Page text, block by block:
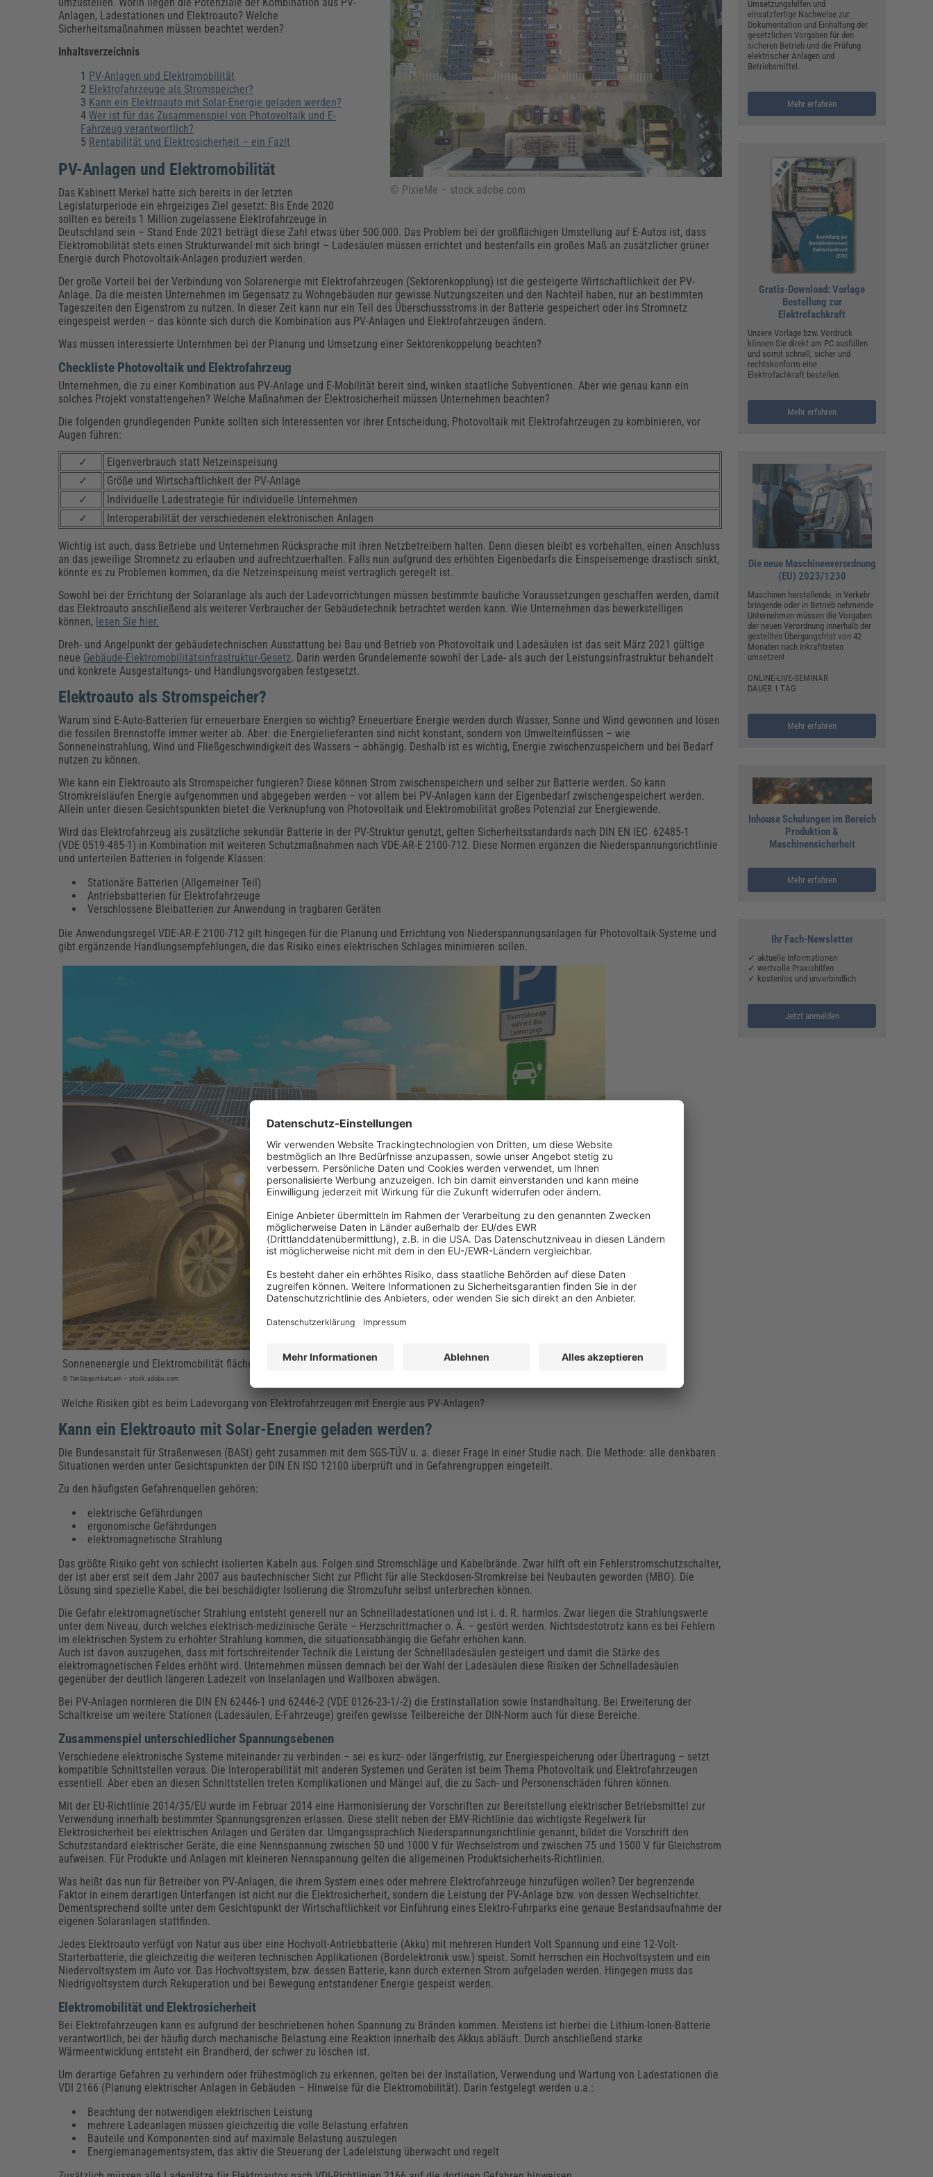
Energie & Umwelt
Führung & Management
Gesundheit & Pflege
Kommunales
Fachpublikationen & Arbeitshilfen
Bauhof
Hausmeister & Haustechnik
Grünflächen
Recht, Sicherheit & Ordnung
Verkehrsrecht
Bau, Immobilien & Gebäudemanagement
Künstliche Intelligenz
Weiterbildungen (AKADEMIE HERKERT)
Künstliche Intelligenz
Personalmanagement
Fachpublikationen & Arbeitshilfen
Personalwesen Weiterbildungen (AKADEMIE HERKERT)
Personal, Ausbildung & Recht
Reisekosten und Finanzen
Weiterbildungen (AKADEMIE HERKERT)
Reisekosten & Finanzen
Zoll und Export
Fachpublikationen & Arbeitshilfen
Zollabwicklung & Exportabwicklung Zollverfahren & Zollvorschriften
Weiterbildungen (AKADEMIE HERKERT)
© PixieMe – stock.adobe.com
Anlagen, Ladestationen und Elektroauto? Welche
Sicherheitsmaßnahmen müssen beachtet werden?
Inhaltsverzeichnis
PV-Anlagen und Elektromobilität
Elektrofahrzeuge als Stromspeicher?
Kann ein Elektroauto mit Solar-Energie geladen werden?
Wer ist für das Zusammenspiel von Photovoltaik und E-
Fahrzeug verantwortlich?
Rentabilität und Elektrosicherheit – ein Fazit
PV-Anlagen und Elektromobilität
Das Kabinett Merkel hatte sich bereits in der letzten
Legislaturperiode ein ehrgeiziges Ziel gesetzt: Bis Ende 2020
sollten es bereits 1 Million zugelassene Elektrofahrzeuge in
Deutschland sein – Stand Ende 2021 beträgt diese Zahl etwas über 500.000. Das Problem bei der großflächigen Umstellung auf E-Autos ist, dass
Elektromobilität stets einen Strukturwandel mit sich bringt – Ladesäulen müssen errichtet und bestenfalls ein großes Maß an zusätzlicher grüner
Energie durch Photovoltaik-Anlagen produziert werden.
Der große Vorteil bei der Verbindung von Solarenergie mit Elektrofahrzeugen (Sektorenkopplung) ist die gesteigerte Wirtschaftlichkeit der PV-
Anlage. Da die meisten Unternehmen im Gegensatz zu Wohngebäuden nur gewisse Nutzungszeiten und den Nachteil haben, nur an bestimmten
Tageszeiten den Eigenstrom zu nutzen. In dieser Zeit kann nur ein Teil des Überschussstroms in der Batterie gespeichert oder ins Stromnetz
eingespeist werden – das könnte sich durch die Kombination aus PV-Anlagen und Elektrofahrzeugen ändern.
Was müssen interessierte Unternhmen bei der Planung und Umsetzung einer Sektorenkoppelung beachten?
Checkliste Photovoltaik und Elektrofahrzeug
Unternehmen, die zu einer Kombination aus PV-Anlage und E-Mobilität bereit sind, winken staatliche Subventionen. Aber wie genau kann ein
solches Projekt vonstattengehen? Welche Maßnahmen der Elektrosicherheit müssen Unternehmen beachten?
Die folgenden grundlegenden Punkte sollten sich Interessenten vor ihrer Entscheidung, Photovoltaik mit Elektrofahrzeugen zu kombinieren, vor
Augen führen:
✓
Eigenverbrauch statt Netzeinspeisung
✓
Größe und Wirtschaftlichkeit der PV-Anlage
✓
Individuelle Ladestrategie für individuelle Unternehmen
✓
Interoperabilität der verschiedenen elektronischen Anlagen
Wichtig ist auch, dass Betriebe und Unternehmen Rücksprache mit ihren Netzbetreibern halten. Denn diesen bleibt es vorbehalten, einen Anschluss
an das jeweilige Stromnetz zu erlauben und aufrechtzuerhalten. Falls nun aufgrund des erhöhten Eigenbedarfs die Einspeisemenge drastisch sinkt,
könnte es zu Problemen kommen, da die Netzeinspeisung meist vertraglich geregelt ist.
Sowohl bei der Errichtung der Solaranlage als auch der Ladevorrichtungen müssen bestimmte bauliche Voraussetzungen geschaffen werden, damit
das Elektroauto anschließend als weiterer Verbraucher der Gebäudetechnik betrachtet werden kann. Wie Unternehmen das bewerkstelligen
können, lesen Sie hier.
Dreh- und Angelpunkt der gebäudetechnischen Ausstattung bei Bau und Betrieb von Photovoltaik und Ladesäulen ist das seit März 2021 gültige
neue Gebäude-Elektromobilitätsinfrastruktur-Gesetz. Darin werden Grundelemente sowohl der Lade- als auch der Leistungsinfrastruktur behandelt
und konkrete Ausgestaltungs- und Handlungsvorgaben festgesetzt.
Elektroauto als Stromspeicher?
Warum sind E-Auto-Batterien für erneuerbare Energien so wichtig? Erneuerbare Energie werden durch Wasser, Sonne und Wind gewonnen und lösen
die fossilen Brennstoffe immer weiter ab. Aber: die Energielieferanten sind nicht konstant, sondern von Umwelteinflüssen – wie
Sonneneinstrahlung, Wind und Fließgeschwindigkeit des Wassers – abhängig. Deshalb ist es wichtig, Energie zwischenzuspeichern und bei Bedarf
nutzen zu können.
Wie kann ein Elektroauto als Stromspeicher fungieren? Diese können Strom zwischenspeichern und selber zur Batterie werden. So kann
Stromkreisläufen Energie aufgenommen und abgegeben werden – vor allem bei PV-Anlagen kann der Eigenbedarf zwischengespeichert werden.
Allein unter diesen Gesichtspunkten bietet die Verknüpfung von Photovoltaik und Elektromobilität großes Potenzial zur Energiewende.
Wird das Elektrofahrzeug als zusätzliche sekundär Batterie in der PV-Struktur genutzt, gelten Sicherheitsstandards nach DIN EN IEC 62485-1
(VDE 0519-485-1) in Kombination mit weiteren Schutzmaßnahmen nach VDE-AR-E 2100-712. Diese Normen ergänzen die Niederspannungsrichtlinie
und unterteilen Batterien in folgende Klassen:
Stationäre Batterien (Allgemeiner Teil)
Antriebsbatterien für Elektrofahrzeuge
Verschlossene Bleibatterien zur Anwendung in tragbaren Geräten
Die Anwendungsregel VDE-AR-E 2100-712 gilt hingegen für die Planung und Errichtung von Niederspannungsanlagen für Photovoltaik-Systeme und
gibt ergänzende Handlungsempfehlungen, die das Risiko eines elektrischen Schlages minimieren sollen.
Sonnenenergie und Elektromobilität flächendeckend miteinander zu verknüpfen ist eine der Hauptherausforderungen der Mobilitätswende.
© TimSiegert-batcam – stock.adobe.com
Welche Risiken gibt es beim Ladevorgang von Elektrofahrzeugen mit Energie aus PV-Anlagen?
Kann ein Elektroauto mit Solar-Energie geladen werden?
Die Bundesanstalt für Straßenwesen (BASt) geht zusammen mit dem SGS-TÜV u. a. dieser Frage in einer Studie nach. Die Methode: alle denkbaren
Situationen werden unter Gesichtspunkten der DIN EN ISO 12100 überprüft und in Gefahrengruppen eingeteilt.
Zu den häufigsten Gefahrenquellen gehören:
elektrische Gefährdungen
ergonomische Gefährdungen
elektromagnetische Strahlung
Das größte Risiko geht von schlecht isolierten Kabeln aus. Folgen sind Stromschläge und Kabelbrände. Zwar hilft oft ein Fehlerstromschutzschalter,
der ist aber erst seit dem Jahr 2007 aus bautechnischer Sicht zur Pflicht für alle Steckdosen-Stromkreise bei Neubauten geworden (MBO). Die
Lösung sind spezielle Kabel, die bei beschädigter Isolierung die Stromzufuhr selbst unterbrechen können.
Die Gefahr elektromagnetischer Strahlung entsteht generell nur an Schnellladestationen und ist i. d. R. harmlos. Zwar liegen die Strahlungswerte
unter dem Niveau, durch welches elektrisch-medizinische Geräte – Herzschrittmacher o. Ä. – gestört werden. Nichtsdestotrotz kann es bei Fehlern
im elektrischen System zu erhöhter Strahlung kommen, die situationsabhängig die Gefahr erhöhen kann.
Auch ist davon auszugehen, dass mit fortschreitender Technik die Leistung der Schnellladesäulen gesteigert und damit die Stärke des
elektromagnetischen Feldes erhöht wird. Unternehmen müssen demnach bei der Wahl der Ladesäulen diese Risiken der Schnelladesäulen
gegenüber der deutlich längeren Ladezeit von Inselanlagen und Wallboxen abwägen.
Bei PV-Anlagen normieren die DIN EN 62446-1 und 62446-2 (VDE 0126-23-1/-2) die Erstinstallation sowie Instandhaltung. Bei Erweiterung der
Schaltkreise um weitere Stationen (Ladesäulen, E-Fahrzeuge) greifen gewisse Teilbereiche der DIN-Norm auch für diese Bereiche.
Zusammenspiel unterschiedlicher Spannungsebenen
Verschiedene elektronische Systeme miteinander zu verbinden – sei es kurz- oder längerfristig, zur Energiespeicherung oder Übertragung – setzt
kompatible Schnittstellen voraus. Die Interoperabilität mit anderen Systemen und Geräten ist beim Thema Photovoltaik und Elektrofahrzeugen
essentiell. Aber eben an diesen Schnittstellen treten Komplikationen und Mängel auf, die zu Sach- und Personenschäden führen können.
Mit der EU-Richtlinie 2014/35/EU wurde im Februar 2014 eine Harmonisierung der Vorschriften zur Bereitstellung elektrischer Betriebsmittel zur
Verwendung innerhalb bestimmter Spannungsgrenzen erlassen. Diese stellt neben der EMV-Richtlinie das wichtigste Regelwerk für
Elektrosicherheit bei elektrischen Anlagen und Geräten dar. Umgangssprachlich Niederspannungsrichtlinie genannt, bildet die Vorschrift den
Schutzstandard elektrischer Geräte, die eine Nennspannung zwischen 50 und 1000 V für Wechselstrom und zwischen 75 und 1500 V für Gleichstrom
aufweisen. Für Produkte und Anlagen mit kleineren Nennspannung gelten die allgemeinen Produktsicherheits-Richtlinien.
Was heißt das nun für Betreiber von PV-Anlagen, die ihrem System eines oder mehrere Elektrofahrzeuge hinzufügen wollen? Der begrenzende
Faktor in einem derartigen Unterfangen ist nicht nur die Elektrosicherheit, sondern die Leistung der PV-Anlage bzw. von dessen Wechselrichter.
Dementsprechend sollte unter dem Gesichtspunkt der Wirtschaftlichkeit vor Einführung eines Elektro-Fuhrparks eine genaue Bestandsaufnahme der
eigenen Solaranlagen stattfinden.
Jedes Elektroauto verfügt von Natur aus über eine Hochvolt-Antriebbatterie (Akku) mit mehreren Hundert Volt Spannung und eine 12-Volt-
Starterbatterie, die gleichzeitig die weiteren technischen Applikationen (Bordelektronik usw.) speist. Somit herrschen ein Hochvoltsystem und ein
Niedervoltsystem im Auto vor. Das Hochvoltsystem, bzw. dessen Batterie, kann durch externen Strom aufgeladen werden. Hingegen muss das
Niedrigvoltsystem durch Rekuperation und bei Bewegung entstandener Energie gespeist werden.
Elektromobilität und Elektrosicherheit
Bei Elektrofahrzeugen kann es aufgrund der beschriebenen hohen Spannung zu Bränden kommen. Meistens ist hierbei die Lithium-Ionen-Batterie
verantwortlich, bei der häufig durch mechanische Belastung eine Reaktion innerhalb des Akkus abläuft. Durch anschließend starke
Wärmeentwicklung entsteht ein Brandherd, der schwer zu löschen ist.
Um derartige Gefahren zu verhindern oder frühestmöglich zu erkennen, gelten bei der Installation, Verwendung und Wartung von Ladestationen die
VDI 2166 (Planung elektrischer Anlagen in Gebäuden – Hinweise für die Elektromobilität). Darin festgelegt werden u.a.:
Beachtung der notwendigen elektrischen Leistung
mehrere Ladeanlagen müssen gleichzeitig die volle Belastung erfahren
Bauteile und Komponenten sind auf maximale Belastung auszulegen
Energiemanagementsystem, das aktiv die Steuerung der Ladeleistung überwacht und regelt
Umsetzungshilfen und
einsatzfertige Nachweise zur
Dokumentation und Einhaltung der
gesetzlichen Vorgaben für den
sicheren Betrieb und die Prüfung
elektrischer Anlagen und
Betriebsmittel.
Mehr erfahren
Gratis-Download: Vorlage
Bestellung zur
Elektrofachkraft
Unsere Vorlage bzw. Vordruck
können Sie direkt am PC ausfüllen
und somit schnell, sicher und
rechtskonform eine
Elektrofachkraft bestellen.
Mehr erfahren
Die neue Maschinenverordnung
(EU) 2023/1230
Maschinen herstellende, in Verkehr
bringende oder in Betrieb nehmende
Unternehmen müssen die Vorgaben
der neuen Verordnung innerhalb der
gestellten Übergangsfrist von 42
Monaten nach Inkrafttreten
umsetzen!
ONLINE-LIVE-SEMINAR
DAUER 1 TAG
Mehr erfahren
Inhouse Schulungen im Bereich
Produktion &
Maschinensicherheit
Mehr erfahren
Ihr Fach-Newsletter
✓ aktuelle Informationen
✓ wertvolle Praxishilfen
✓ kostenlos und unverbindlich
Jetzt anmelden